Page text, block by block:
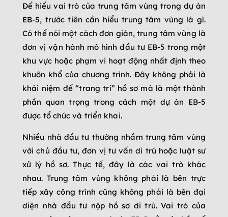
Để hiểu vai trò của trung tâm vùng trong dự án
EB-5, trước tiên cần hiểu trung tâm vùng là gì.
Có thể nói một cách đơn giản, trung tâm vùng là
đơn vị vận hành mô hình đầu tư EB-5 trong một
khu vực hoặc phạm vi hoạt động nhất định theo
khuôn khổ của chương trình. Đây không phải là
khái niệm để “trang trí” hồ sơ mà là một thành
phần quan trọng trong cách một dự án EB-5
được tổ chức và triển khai.
Nhiều nhà đầu tư thường nhầm trung tâm vùng
với chủ đầu tư, đơn vị tư vấn di trú hoặc luật sư
xử lý hồ sơ. Thực tế, đây là các vai trò khác
nhau. Trung tâm vùng không phải là bên trực
tiếp xây công trình cũng không phải là bên đại
diện nhà đầu tư nộp hồ sơ di trú. Vai trò của